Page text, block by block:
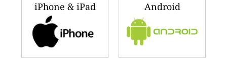
iPhone & iPad Android